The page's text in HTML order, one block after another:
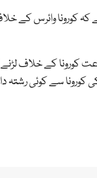
ہے کہ کورونا وائرس
کورونا کے خلاف
کورونا سے کوئی رشتہ